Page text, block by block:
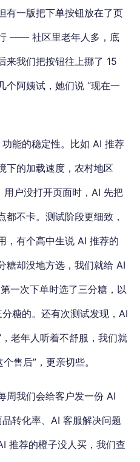
有一版把下单按钮放在了页
—— 社区里老年人多，底
来我们把按钮往上挪了 15
个阿姨试，她们说 “现在一
能的稳定性。比如 AI 推荐
下的加载速度，农村地区
用户没打开页面时，AI 先把
不卡。测试阶段更细致，
，有个高中生说 AI 推荐的
糖却没地方选，我们就给 AI
一次下单时选了三分糖，以
糖的。还有次测试发现，AI
老年人听着不舒服，我们就
售后”，更亲切些。
周我们会给客户发一份 AI
转化率、AI 客服解决问题
推荐的橙子没人买，我们查